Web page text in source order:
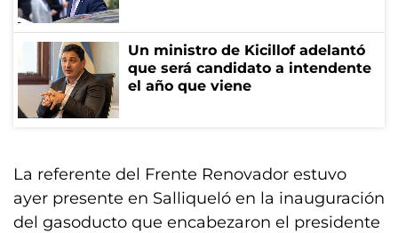
Un ministro de Kicillof adelantó
que será candidato a intendente
el año que viene
La referente del Frente Renovador estuvo
ayer presente en Salliqueló en la inauguración
del gasoducto que encabezaron el presidente